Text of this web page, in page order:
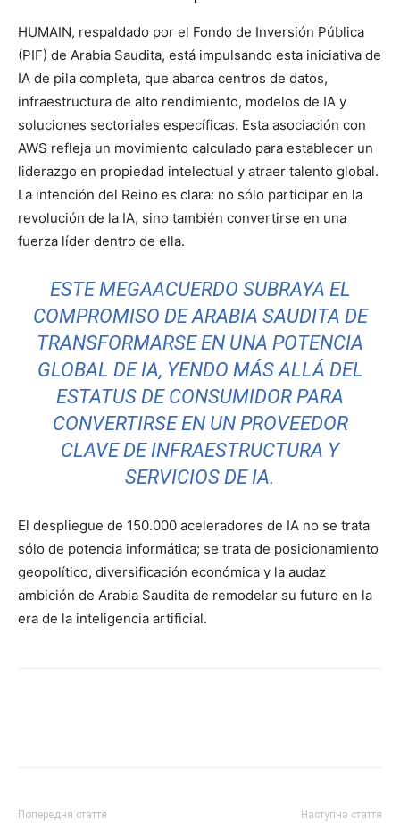
HUMAIN, respaldado por el Fondo de Inversión Pública
(PIF) de Arabia Saudita, está impulsando esta iniciativa de
IA de pila completa, que abarca centros de datos,
infraestructura de alto rendimiento, modelos de IA y
soluciones sectoriales específicas. Esta asociación con
AWS refleja un movimiento calculado para establecer un
liderazgo en propiedad intelectual y atraer talento global.
La intención del Reino es clara: no sólo participar en la
revolución de la IA, sino también convertirse en una
fuerza líder dentro de ella.
ESTE MEGAACUERDO SUBRAYA EL
COMPROMISO DE ARABIA SAUDITA DE
TRANSFORMARSE EN UNA POTENCIA
GLOBAL DE IA, YENDO MÁS ALLÁ DEL
ESTATUS DE CONSUMIDOR PARA
CONVERTIRSE EN UN PROVEEDOR
CLAVE DE INFRAESTRUCTURA Y
SERVICIOS DE IA.
El despliegue de 150.000 aceleradores de IA no se trata
sólo de potencia informática; se trata de posicionamiento
geopolítico, diversificación económica y la audaz
ambición de Arabia Saudita de remodelar su futuro en la
era de la inteligencia artificial.
Попередня стаття Наступна стаття